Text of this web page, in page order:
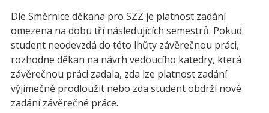
Dle Směrnice děkana pro SZZ je platnost zadání
omezena na dobu tří následujících semestrů. Pokud
student neodevzdá do této lhůty závěrečnou práci,
rozhodne děkan na návrh vedoucího katedry, která
závěrečnou práci zadala, zda lze platnost zadání
výjimečně prodloužit nebo zda student obdrží nové
zadání závěrečné práce.